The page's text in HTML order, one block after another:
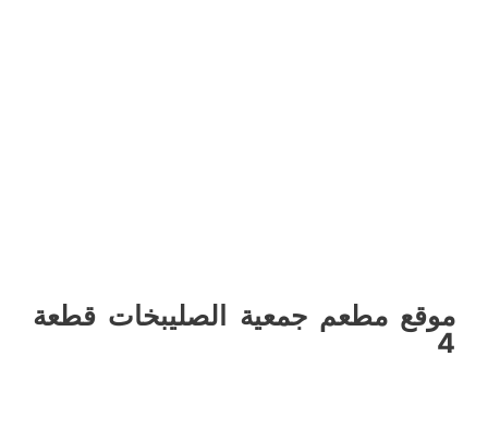
موقع مطعم جمعية الصليبخات قطعة
4